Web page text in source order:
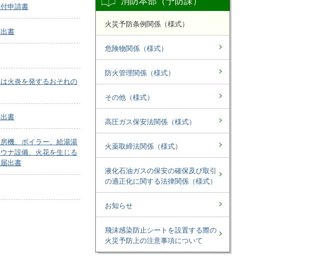
申請書
書
火炎を発するおそれの
書
機、ボイラー、給湯湯
ナ設備、火花を生じる
出書
火災予防条例関係（様式）
危険物関係（様式）
防火管理関係（様式）
その他（様式）
高圧ガス保安法関係（様式）
火薬取締法関係（様式）
液化石油ガスの保安の確保及び取引
の適正化に関する法律関係（様式）
お知らせ
飛沫感染防止シートを設置する際の
火災予防上の注意事項について